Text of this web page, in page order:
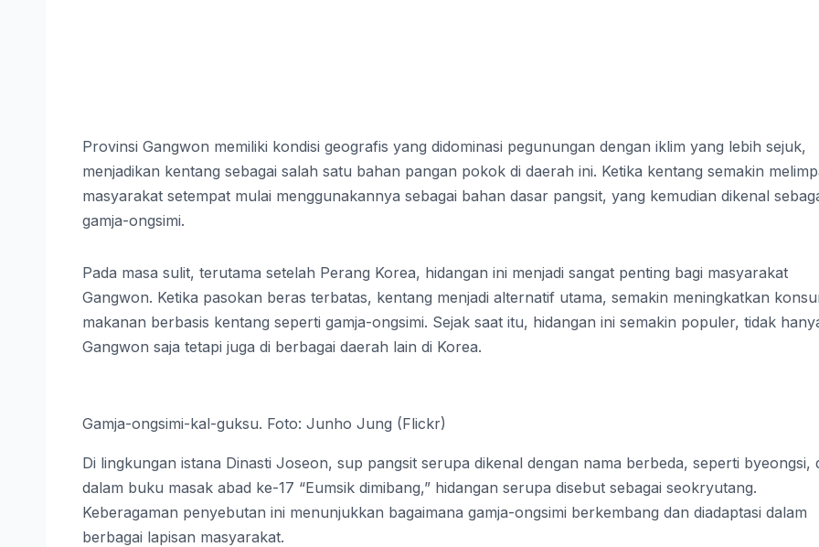
Provinsi Gangwon memiliki kondisi geografis yang didominasi pegunungan dengan iklim yang lebih sejuk,
menjadikan kentang sebagai salah satu bahan pangan pokok di daerah ini. Ketika kentang semakin
masyarakat setempat mulai menggunakannya sebagai bahan dasar pangsit, yang kemudian dikenal
gamja-ongsimi.
Pada masa sulit, terutama setelah Perang Korea, hidangan ini menjadi sangat penting bagi masyarakat
Gangwon. Ketika pasokan beras terbatas, kentang menjadi alternatif utama, semakin meningkatkan
makanan berbasis kentang seperti gamja-ongsimi. Sejak saat itu, hidangan ini semakin populer, tidak
Gangwon saja tetapi juga di berbagai daerah lain di Korea.
Gamja-ongsimi-kal-guksu. Foto: Junho Jung (Flickr)
Di lingkungan istana Dinasti Joseon, sup pangsit serupa dikenal dengan nama berbeda, seperti byeongsi,
dalam buku masak abad ke-17 “Eumsik dimibang,” hidangan serupa disebut sebagai seokryutang.
Keberagaman penyebutan ini menunjukkan bagaimana gamja-ongsimi berkembang dan diadaptasi dalam
berbagai lapisan masyarakat.